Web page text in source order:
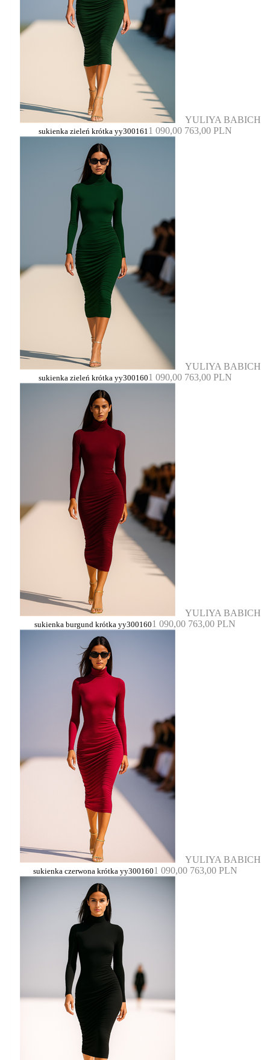
YULIYA BABICH
sukienka zieleń krótka yy3001611 090,00 763,00 PLN
YULIYA BABICH
sukienka zieleń krótka yy3001601 090,00 763,00 PLN
YULIYA BABICH
sukienka burgund krótka yy3001601 090,00 763,00 PLN
YULIYA BABICH
sukienka czerwona krótka yy3001601 090,00 763,00 PLN